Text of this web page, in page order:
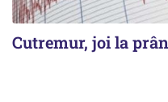
Cutremur, joi la